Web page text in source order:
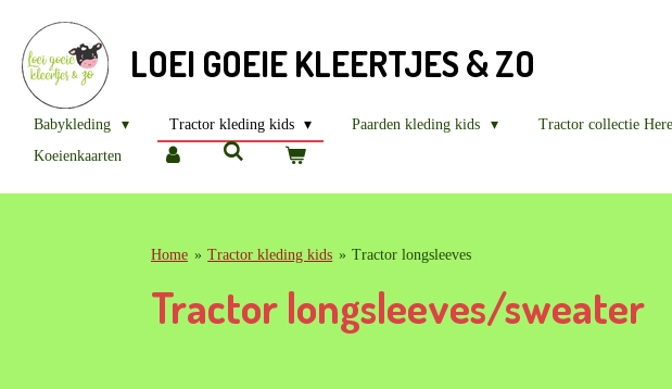
direct
naar
de
hoofdinhoud
LOEI GOEIE KLEERTJES & ZO
Babykleding Tractor kleding kids Paarden kleding kids Tractor collectie
Koeienkaarten
Home » Tractor kleding kids » Tractor longsleeves
Tractor longsleeves/sweater